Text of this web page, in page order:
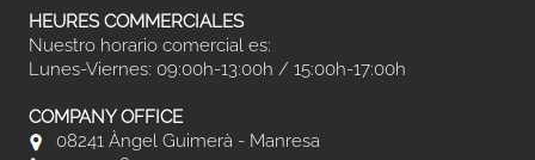
CAT ESP
HEURES COMMERCIALES
Nuestro horario comercial es:
Lunes-Viernes: 09:00h-13:00h / 15:00h-17:00h
COMPANY OFFICE
08241 Àngel Guimerà - Manresa